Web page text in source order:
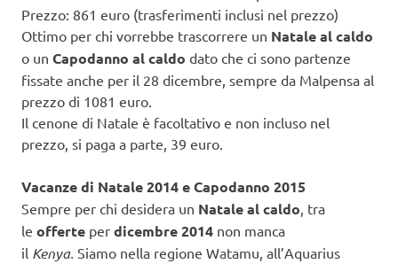
Prezzo: 861 euro (trasferimenti inclusi nel prezzo)
Ottimo per chi vorrebbe trascorrere un Natale al caldo
o un Capodanno al caldo dato che ci sono partenze
fissate anche per il 28 dicembre, sempre da Malpensa al
prezzo di 1081 euro.
Il cenone di Natale è facoltativo e non incluso nel
prezzo, si paga a parte, 39 euro.
Vacanze di Natale 2014 e Capodanno 2015
Sempre per chi desidera un Natale al caldo, tra
le offerte per dicembre 2014 non manca
il Kenya. Siamo nella regione Watamu, all’Aquarius